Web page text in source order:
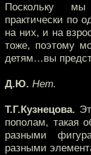
Поскольку
практически по
на них, и на
тоже, поэтому
детям…вы
Д.Ю. Нет.
Т.Г.Кузнецова.
пополам, такая
разными
разными